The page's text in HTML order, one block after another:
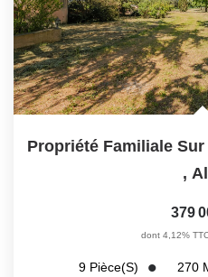
,
379
dont 4,12%
9 Pièce(s) 270